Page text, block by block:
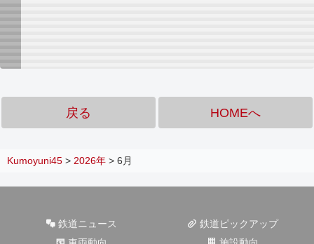
戻る HOMEへ
Kumoyuni45 > 2026年 > 6月
鉄道ニュース
鉄道ピックアップ